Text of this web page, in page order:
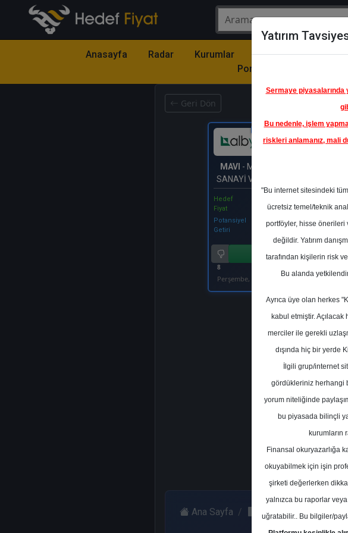
Anasayfa Radar Kurumlar
Model
Portföy
Hisse
Geri Dön
MAVI - MAVİ GİYİM
SANAYİ VE TİCARET
A.Ş.
Hedef
Fiyat
Potansiyel
Getiri
%0.00
8
Perşembe, 21 Aralık 2023
Ana Sayfa ALB Yatırım
Yatırım
Sermaye piyasalarında
Bu nedenle, işlem
riskleri anlamanız, mali
"Bu internet sitesindeki
ücretsiz temel/teknik
portföyler, hisse önerileri
değildir. Yatırım
tarafından kişilerin risk
Bu alanda
Ayrıca üye olan herkes
kabul etmiştir.
merciler ile gerekli
dışında hiç bir yerde
İlgili grup/internet
gördükleriniz herhangi
yorum niteliğinde
bu piyasada bilinçli
kurumların
Finansal okuryazarlığa
okuyabilmek için işin
şirketi değerlerken
yalnızca bu raporlar
uğratabilir.. Bu bilgiler/